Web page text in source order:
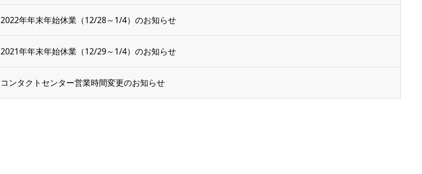
2022年年末年始休業（12/28～1/4）のお知らせ
2021年年末年始休業（12/29～1/4）のお知らせ
コンタクトセンター営業時間変更のお知らせ